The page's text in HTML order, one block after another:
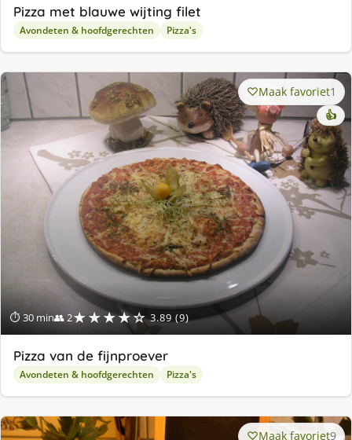
Pizza met blauwe wijting filet
Avondeten & hoofdgerechten Pizza's
⏱ 30 min👥 2★★★★☆ 3.89 (9)
Maak favoriet1
👍
Pizza van de fijnproever
Avondeten & hoofdgerechten Pizza's
Maak favoriet9